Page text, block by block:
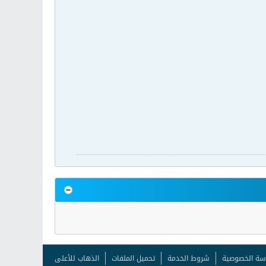
الخصوصية شروط الخدمة تحميل الملفات الذهاب للأعلى